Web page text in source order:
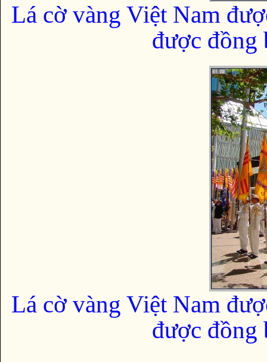
Lá cờ vàng Việt Nam
được đồng
Lá cờ vàng Việt Nam
được đồng